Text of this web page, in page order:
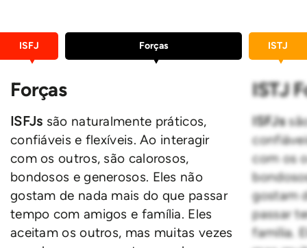
ISFJ Forças ISTJ
Forças
ISFJs são naturalmente práticos,
confiáveis e flexíveis. Ao interagir
com os outros, são calorosos,
bondosos e generosos. Eles não
gostam de nada mais do que passar
tempo com amigos e família. Eles
aceitam os outros, mas muitas vezes
ISTJ
ISFJs
com os
gostam
passar
família.